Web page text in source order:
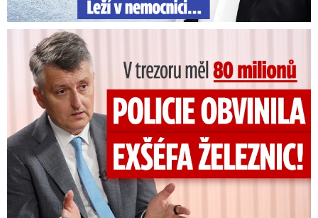
V trezoru měl 80 milionů: Policie obvinila exšéfa železnic!